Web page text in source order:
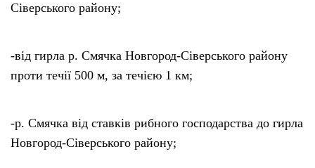
Сіверського району;
-від гирла р. Смячка Новгород-Сіверського району
проти течії 500 м, за течією 1 км;
-р. Смячка від ставків рибного господарства до гирла
Новгород-Сіверського району;